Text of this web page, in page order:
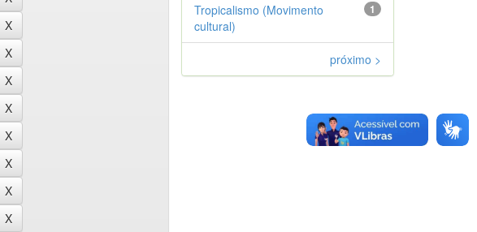
1
Tropicalismo (Movimento
cultural)
próximo >